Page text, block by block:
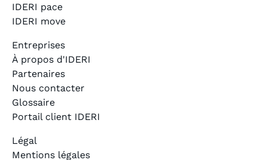
IDERI pace
IDERI move
Entreprises
À propos d'IDERI
Partenaires
Nous contacter
Glossaire
Portail client IDERI
Légal
Mentions légales